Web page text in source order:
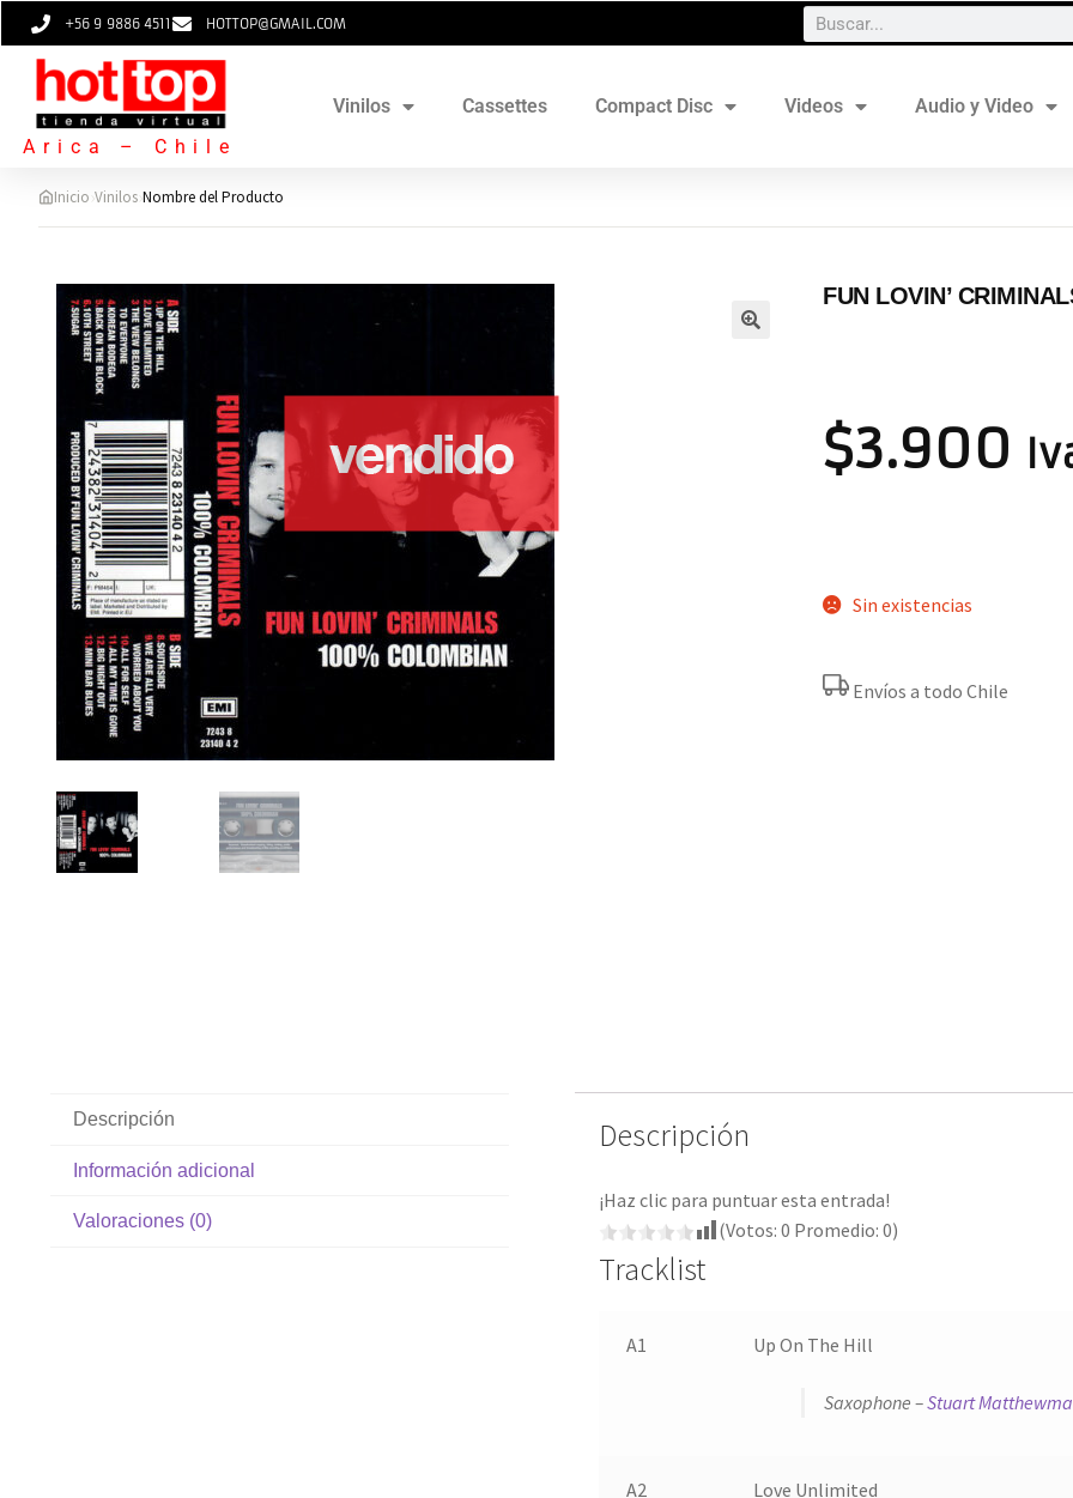
+56 9 9886 4511 HOTTOP@GMAIL.COM
Arica – Chile
Vinilos Cassettes Compact Disc Videos Audio y Video
Inicio›Vinilos›Nombre del Producto
FUN LOVIN’
$3.900
Sin existencias
Envíos a todo Chile
Descripción
Información adicional
Valoraciones (0)
Descripción
¡Haz clic para puntuar esta entrada!
(Votos:0 Promedio:0)
Tracklist
A1 Up On The Hill
Saxophone –Stuart
A2 Love Unlimited